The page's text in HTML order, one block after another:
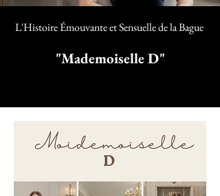
L'Histoire Émouvante et Sensuelle de la Bague
"Mademoiselle D"